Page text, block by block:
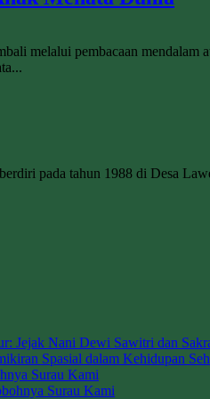
melalui pembacaan
pada tahun 1988 di Desa
Jejak Nani Dewi Sawitri dan
Spasial dalam Kehidupan
Surau Kami
Surau Kami